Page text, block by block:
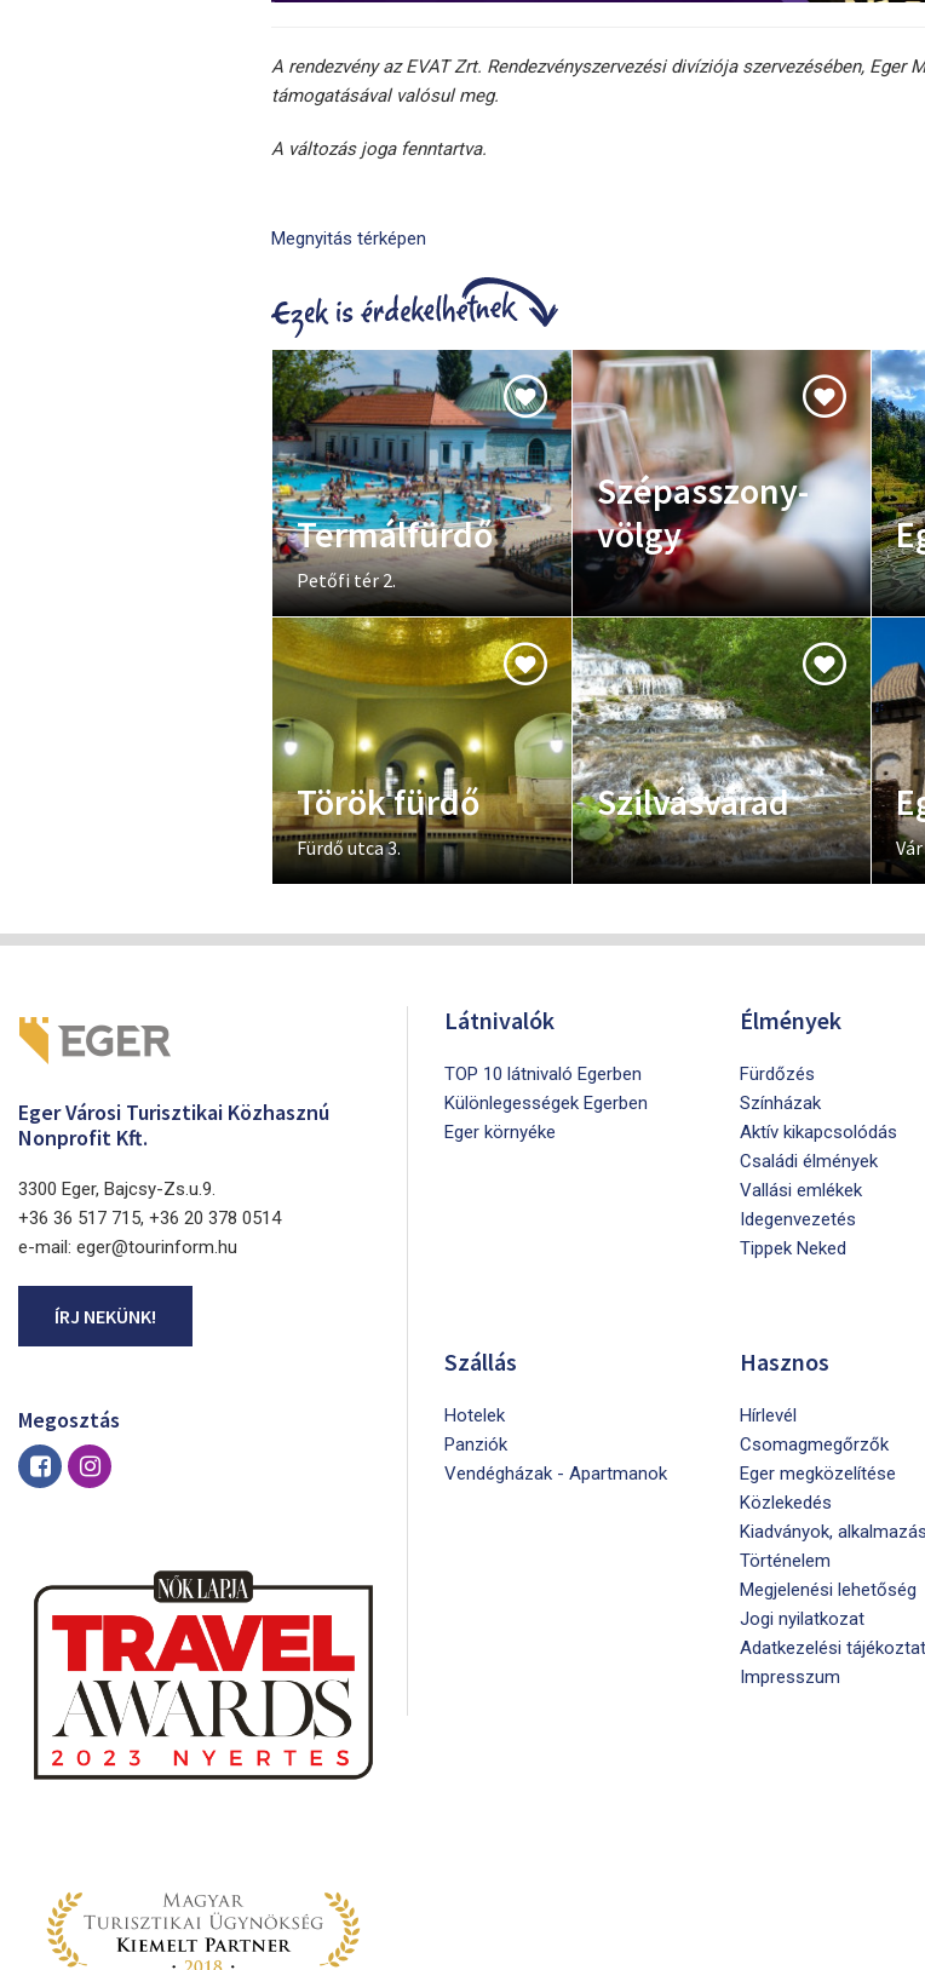
A rendezvény az EVAT Zrt. Rendezvényszervezési divíziója szervezésében, Eger
támogatásával valósul meg.
A változás joga fenntartva.
Megnyitás térképen
Termálfürdő
Petőfi tér 2.
Szépasszony-
völgy
Török fürdő
Fürdő utca 3.
Szilvásvárad
Eger Városi Turisztikai Közhasznú
Nonprofit Kft.
3300 Eger, Bajcsy-Zs.u.9.
+36 36 517 715, +36 20 378 0514
e-mail: eger@tourinform.hu
ÍRJ NEKÜNK!
Megosztás
Látnivalók
TOP 10 látnivaló Egerben
Különlegességek Egerben
Eger környéke
Élmények
Fürdőzés
Színházak
Aktív kikapcsolódás
Családi élmények
Vallási emlékek
Idegenvezetés
Tippek Neked
Szállás
Hotelek
Panziók
Vendégházak - Apartmanok
Hasznos
Hírlevél
Csomagmegőrzők
Eger megközelítése
Közlekedés
Kiadványok,
Történelem
Megjelenési lehetőség
Jogi nyilatkozat
Adatkezelési
Impresszum